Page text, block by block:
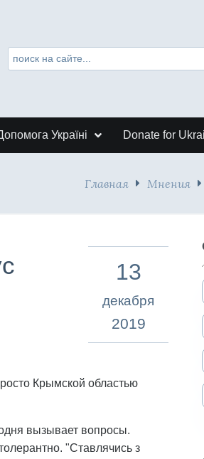
Україні Donate for
Главная Мнения
13
декабря
2019
Крымской областью
вызывает вопросы.
"Ставлячись з